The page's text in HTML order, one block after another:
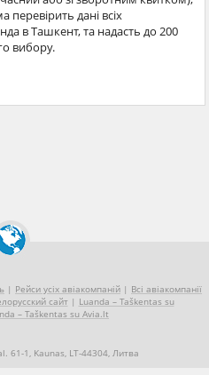
перевірить дані всіх
в Ташкент, та надасть до 200
вибору.
| Рейси усіх авіакомпаній | Всі авіакомпанії
сайт| Luanda – Taškentas su
– Taškentas su Avia.lt
61-1, Kaunas, LT-44304, Литва